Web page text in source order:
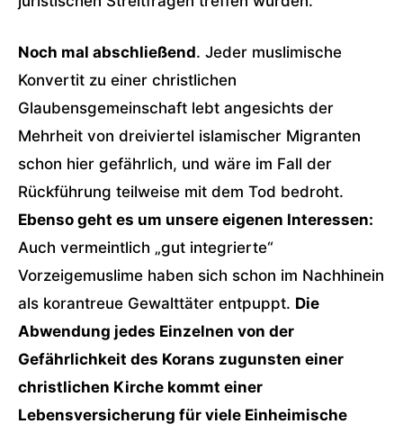
Noch mal abschließend. Jeder muslimische
Konvertit zu einer christlichen
Glaubensgemeinschaft lebt angesichts der
Mehrheit von dreiviertel islamischer Migranten
schon hier gefährlich, und wäre im Fall der
Rückführung teilweise mit dem Tod bedroht.
Ebenso geht es um unsere eigenen Interessen:
Auch vermeintlich „gut integrierte“
Vorzeigemuslime haben sich schon im Nachhinein
als korantreue Gewalttäter entpuppt. Die
Abwendung jedes Einzelnen von der
Gefährlichkeit des Korans zugunsten einer
christlichen Kirche kommt einer
Lebensversicherung für viele Einheimische